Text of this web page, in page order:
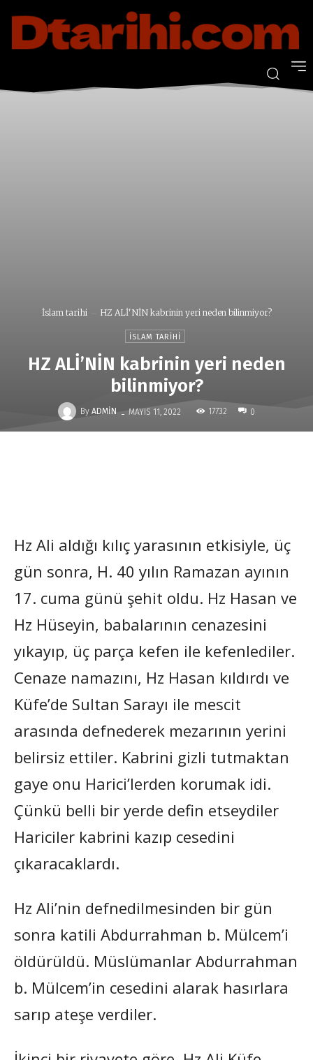
İslam tarihi HZ ALİ'NİN kabrinin yeri neden bilinmiyor?
İSLAM TARIHI
HZ ALİ’NİN kabrinin yeri neden
bilinmiyor?
By ADMIN - MAYIS 11, 2022 17732 0
Hz Ali aldığı kılıç yarasının etkisiyle, üç
gün sonra, H. 40 yılın Ramazan ayının
17. cuma günü şehit oldu. Hz Hasan ve
Hz Hüseyin, babalarının cenazesini
yıkayıp, üç parça kefen ile kefenlediler.
Cenaze namazını, Hz Hasan kıldırdı ve
Küfe’de Sultan Sarayı ile mescit
arasında defnederek mezarının yerini
belirsiz ettiler. Kabrini gizli tutmaktan
gaye onu Harici’lerden korumak idi.
Çünkü belli bir yerde defin etseydiler
Hariciler kabrini kazıp cesedini
çıkaracaklardı.
Hz Ali’nin defnedilmesinden bir gün
sonra katili Abdurrahman b. Mülcem’i
öldürüldü. Müslümanlar Abdurrahman
b. Mülcem’in cesedini alarak hasırlara
sarıp ateşe verdiler.